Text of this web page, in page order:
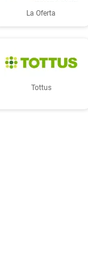
La Oferta
Tottus